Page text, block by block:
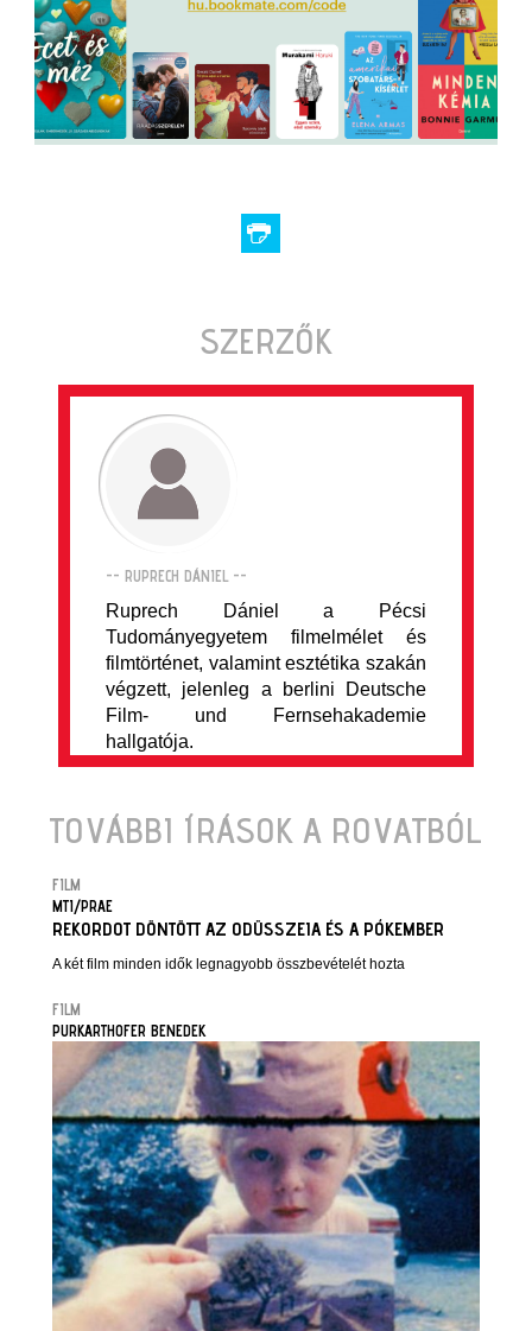
SZERZŐK
-- RUPRECH DÁNIEL --
Ruprech Dániel a Pécsi
Tudományegyetem filmelmélet és
filmtörténet, valamint esztétika szakán
végzett, jelenleg a berlini Deutsche
Film- und Fernsehakademie
hallgatója.
TOVÁBBI ÍRÁSOK A ROVATBÓL
FILM
MTI/PRAE
REKORDOT DÖNTÖTT AZ ODÜSSZEIA ÉS A PÓKEMBER
A két film minden idők legnagyobb összbevételét hozta
FILM
PURKARTHOFER BENEDEK